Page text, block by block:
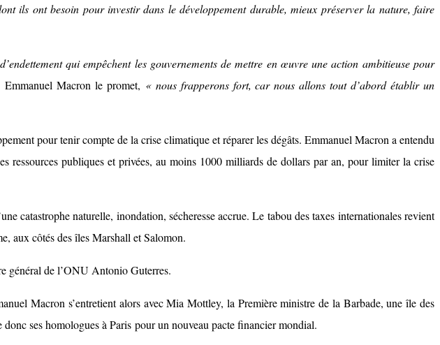
ils ont besoin pour investir dans le développement durable, mieux préserver la nature, faire
qui empêchent les gouvernements de mettre en œuvre une action ambitieuse pour
Emmanuel Macron le promet, « nous frapperons fort, car nous allons tout d’abord établir un
pour tenir compte de la crise climatique et réparer les dégâts. Emmanuel Macron a entendu
publiques et privées, au moins 1000 milliards de dollars par an, pour limiter la crise
catastrophe naturelle, inondation, sécheresse accrue. Le tabou des taxes internationales revient
aux côtés des îles Marshall et Salomon.
général de l’ONU Antonio Guterres.
Macron s’entretient alors avec Mia Mottley, la Première ministre de la Barbade, une île des
ses homologues à Paris pour un nouveau pacte financier mondial.